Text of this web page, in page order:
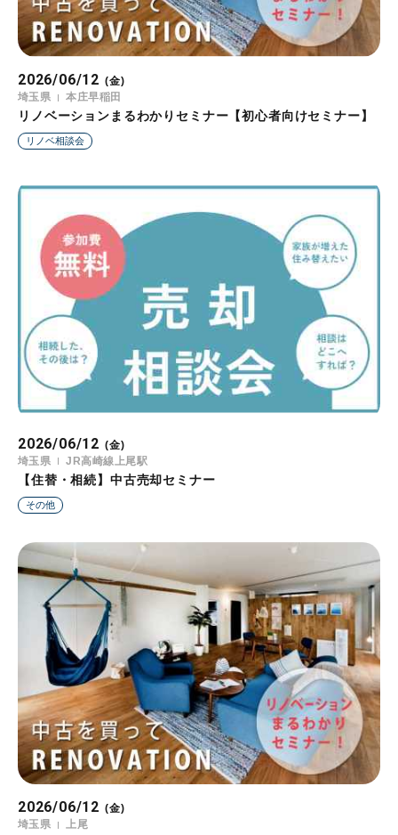
2026/06/12 (金)
埼玉県
本庄早稲田
リノベーションまるわかりセミナー【初心者向けセミナー】
リノベ相談会
2026/06/12 (金)
埼玉県
JR高崎線上尾駅
【住替・相続】中古売却セミナー
その他
2026/06/12 (金)
埼玉県
上尾